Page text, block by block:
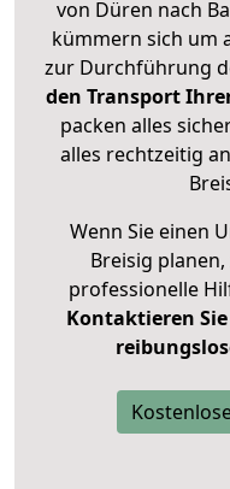
von Düren nach
kümmern sich um
zur Durchführung
den Transport
packen alles
alles rechtzeitig
Wenn Sie einen
Breisig
professionelle
Kontaktieren